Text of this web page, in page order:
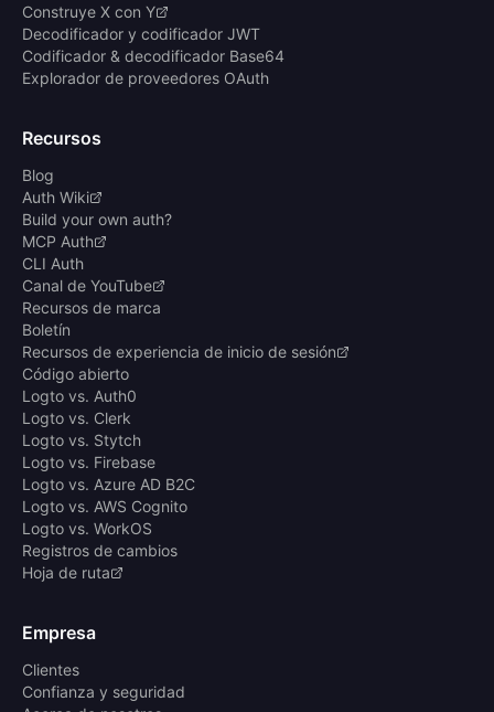
Construye X con Y
Decodificador y codificador JWT
Codificador & decodificador Base64
Explorador de proveedores OAuth
Recursos
Blog
Auth Wiki
Build your own auth?
MCP Auth
CLI Auth
Canal de YouTube
Recursos de marca
Boletín
Recursos de experiencia de inicio de sesión
Código abierto
Logto vs. Auth0
Logto vs. Clerk
Logto vs. Stytch
Logto vs. Firebase
Logto vs. Azure AD B2C
Logto vs. AWS Cognito
Logto vs. WorkOS
Registros de cambios
Hoja de ruta
Empresa
Clientes
Confianza y seguridad